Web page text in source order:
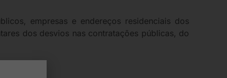
empresas e endereços residenciais dos
dos desvios nas contratações públicas, do